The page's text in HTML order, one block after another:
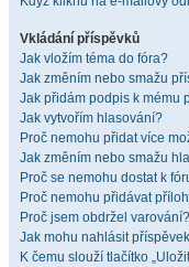
Vkládání příspěvků
Jak vložím téma do fóra?
Jak změním nebo smažu
Jak přidám podpis k mému
Jak vytvořím hlasování?
Proč nemohu přidat více
Jak změním nebo smažu
Proč se nemohu dostat k
Proč nemohu přidávat
Proč jsem obdržel varování?
Jak mohu nahlásit
K čemu slouží tlačítko